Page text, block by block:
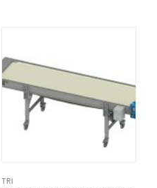
TRI